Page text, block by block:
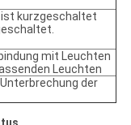
ist kurzgeschaltet
mit Leuchten
Leuchten
der